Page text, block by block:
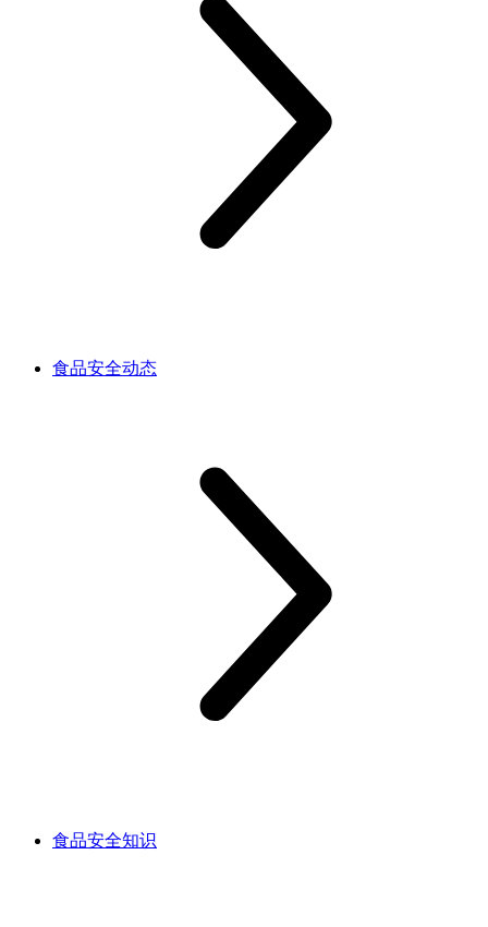
食品安全动态
食品安全知识